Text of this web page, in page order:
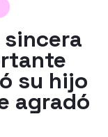
sincera
su hijo
agradó